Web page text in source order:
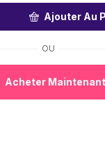
Ajouter Au
OU
Acheter Maintenant